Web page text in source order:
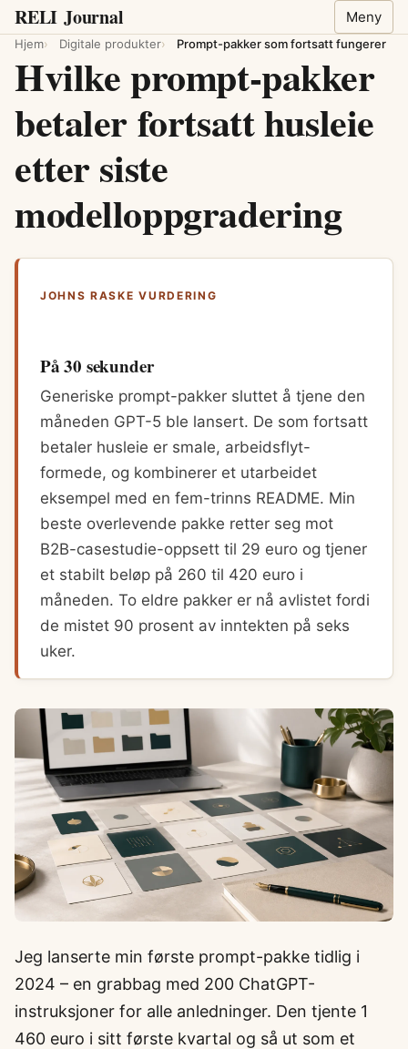
RELI Journal Meny
Hjem Digitale produkter Prompt-pakker som fortsatt fungerer
Hvilke prompt-pakker
betaler fortsatt husleie
etter siste
modelloppgradering
JOHNS RASKE VURDERING
På 30 sekunder
Generiske prompt-pakker sluttet å tjene den
måneden GPT-5 ble lansert. De som fortsatt
betaler husleie er smale, arbeidsflyt-
formede, og kombinerer et utarbeidet
eksempel med en fem-trinns README. Min
beste overlevende pakke retter seg mot
B2B-casestudie-oppsett til 29 euro og tjener
et stabilt beløp på 260 til 420 euro i
måneden. To eldre pakker er nå avlistet fordi
de mistet 90 prosent av inntekten på seks
uker.
Jeg lanserte min første prompt-pakke tidlig i
2024 – en grabbag med 200 ChatGPT-
instruksjoner for alle anledninger. Den tjente 1
460 euro i sitt første kvartal og så ut som et